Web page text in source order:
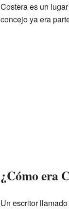
Costera es un
concejo ya era
¿Cómo era
Un escritor